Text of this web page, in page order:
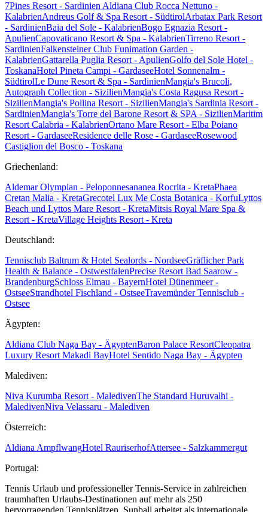
7Pines Resort - Sardinien Aldiana Club Rocca Nettuno -
KalabrienAndreus Golf & Spa Resort - SüdtirolArbatax Park Resort
- SardinienBaia del Sole - KalabrienBogo Egnazia Resort -
ApulienCapovaticano Resort & Spa - KalabrienTirreno Resort -
SardinienFalkensteiner Club Funimation Garden -
KalabrienGattarella Puglia Resort - ApulienGolfo del Sole Hotel -
ToskanaHotel Pineta Campi - GardaseeHotel Sonnenalm -
SüdtirolLe Dune Resort & Spa - SardinienMangia's Brucoli,
Autograph Collection - SizilienMangia's Costa Ragusa Resort -
SizilienMangia's Pollina Resort - SizilienMangia's Sardinia Resort -
SardinienMangia's Torre del Barone Resort & SPA - SizilienMaritim
Resort Calabria - KalabrienOrtano Mare Resort - Elba Poiano
Resort - GardaseeResidence delle Rose - GardaseeRosewood
Castiglion del Bosco - Toskana
Griechenland:
Aldemar Olympian - Peloponnesananea Rocrita - KretaPhaea
Cretan Malia - KretaGrecotel Lux Me Costa Botanica - KorfuLyttos
Beach und Lyttos Mare Resort - KretaMitsis Royal Mare Spa &
Resort - KretaVillage Heights Resort - Kreta
Deutschland:
Tennisclub Baltrum & Hotel Sealords - NordseeGräflicher Park
Health & Balance - OstwestfalenPrecise Resort Bad Saarow -
BrandenburgSchloss Elmau - BayernHotel Dünenmeer -
OstseeStrandhotel Fischland - OstseeTravemünder Tennisclub -
Ostsee
Ägypten:
Aldiana Club Naga Bay - ÄgyptenBaron Palace ResortCleopatra
Luxury Resort Makadi BayHotel Sentido Naga Bay - Ägypten
Malediven:
Niva Kurumba Resort - MaledivenThe Standard Huruvalhi -
MaledivenNiva Velassaru - Malediven
Österreich:
Aldiana AmpflwangHotel RauriserhofAttersee - Salzkammergut
Portugal:
Tennis Urlaub und professioneller Tennis-Service in zahlreichen
traumhaften Urlaubs-Destinationen auf mehr als 250